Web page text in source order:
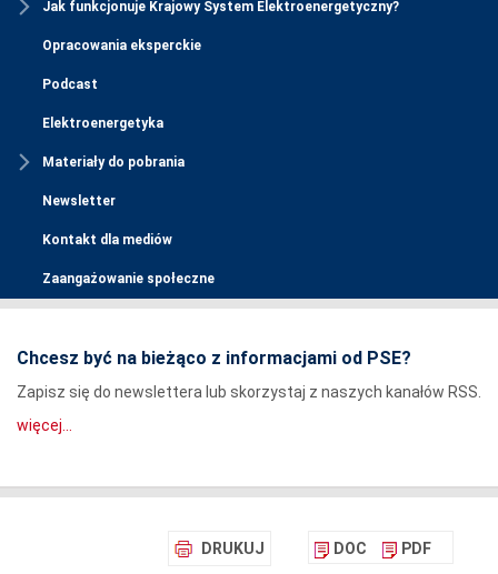
Jak funkcjonuje Krajowy System Elektroenergetyczny?
Opracowania eksperckie
Podcast
Elektroenergetyka
Materiały do pobrania
Newsletter
Kontakt dla mediów
Zaangażowanie społeczne
Chcesz być na bieżąco z informacjami od PSE?
Zapisz się do newslettera lub skorzystaj z naszych kanałów RSS.
więcej...
DRUKUJ DOC PDF